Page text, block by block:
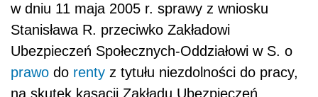
w dniu 11 maja 2005 r. sprawy z wniosku
Stanisława R. przeciwko Zakładowi
Ubezpieczeń Społecznych-Oddziałowi w S. o
prawo do renty z tytułu niezdolności do pracy,
na skutek kasacji Zakładu Ubezpieczeń